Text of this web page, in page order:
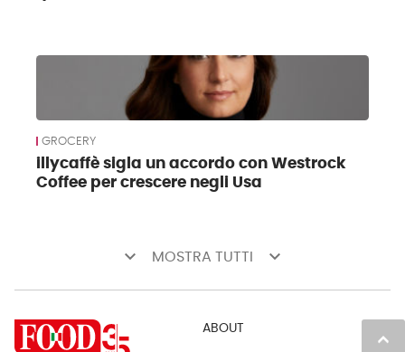
GROCERY
illycaffè sigla un accordo con Westrock
Coffee per crescere negli Usa
keyboard_arrow_down MOSTRA TUTTI keyboard_arrow_down
keyboard_arrow_up
ABOUT